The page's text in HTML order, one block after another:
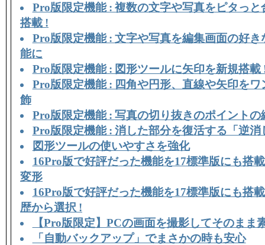
Pro版限定機能 : 複数の文字や写真をピタっと
搭載 !
Pro版限定機能 : 文字や写真を編集画面の好き
能に
Pro版限定機能 : 図形ツールに矢印を新規搭載
Pro版限定機能 : 四角や円形、直線や矢印をワ
飾
Pro版限定機能 : 写真の切り抜きのポイントの
Pro版限定機能 : 消した部分を復活する「逆消
図形ツールの使いやすさを強化
16Pro版で好評だった機能を17標準版にも搭
変形
16Pro版で好評だった機能を17標準版にも搭
歴から選択 !
【Pro版限定】PCの画面を撮影してそのまま
「自動バックアップ」でまさかの時も安心